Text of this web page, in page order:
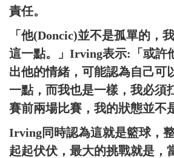
責任。
「他(Doncic)並不是孤單的，
這一點。」Irving表示:「或許
出他的情緒，可能認為自己可
一點，而我也是一樣，我必須
賽前兩場比賽，我的狀態並不
Irving同時認為這就是籃球，
起起伏伏，最大的挑戰就是，